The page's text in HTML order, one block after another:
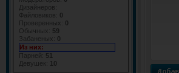
Дизайнеров:
Файловиков: 0
Проверенных: 0
Обычных: 59
Забаненых: 0
Из них:
Парней: 51
Девушек:
10